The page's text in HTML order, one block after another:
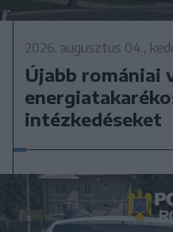
2026. augusztus 04.,
Újabb romániai
intézkedéseket